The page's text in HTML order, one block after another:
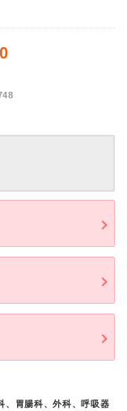
、胃腸科、外科、呼吸器